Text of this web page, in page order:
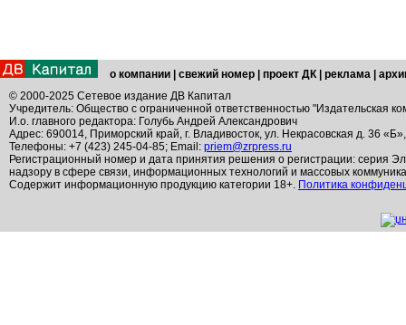
о компании свежий номер проект ДК реклама
© 2000-2025 Сетевое издание ДВ Капитал
Учредитель: Общество с ограниченной ответственностью "Издательская
И.о. главного редактора: Голубь Андрей Александрович
Адрес: 690014, Приморский край, г. Владивосток, ул. Некрасовская д. 36
Телефоны: +7 (423) 245-04-85; Email: priem@zrpress.ru
Регистрационный номер и дата принятия решения о регистрации: серия
надзору в сфере связи, информационных технологий и массовых
Содержит информационную продукцию категории 18+. Политика